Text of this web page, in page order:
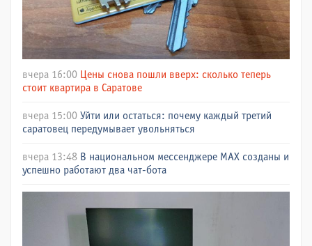
вчера 16:00 Цены снова пошли вверх: сколько теперь
стоит квартира в Саратове
вчера 15:00 Уйти или остаться: почему каждый третий
саратовец передумывает увольняться
вчера 13:48 В национальном мессенджере МАХ созданы и
успешно работают два чат-бота